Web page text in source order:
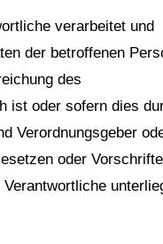
verarbeitet und
der betroffenen
des
ist oder sofern dies
Verordnungsgeber
oder